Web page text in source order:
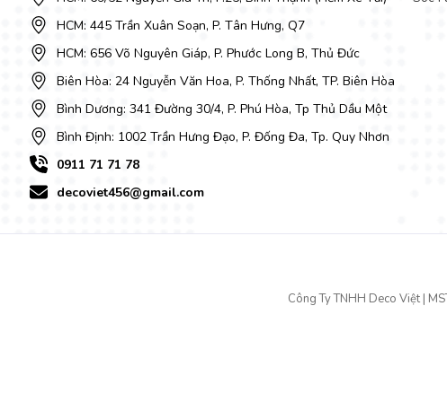
HCM: 445 Trần Xuân Soạn, P. Tân Hưng, Q7
HCM: 656 Võ Nguyên Giáp, P. Phước Long B, Thủ Đức
Biên Hòa: 24 Nguyễn Văn Hoa, P. Thống Nhất, TP. Biên Hòa
Bình Dương: 341 Đường 30/4, P. Phú Hòa, Tp Thủ Dầu Một
Bình Định: 1002 Trần Hưng Đạo, P. Đống Đa, Tp. Quy Nhơn
0911 71 71 78
decoviet456@gmail.com
Công Ty TNHH Deco Việt |